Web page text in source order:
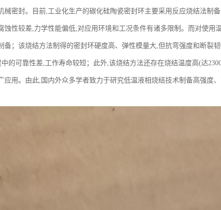
械密封。目前,工业化生产的碳化硅陶瓷密封环主要采用反应烧结法制
蚀性较差,力学性能偏低,对应用环境和工况条件有诸多限制。而对使用
备；该烧结方法制得的密封环硬度高、弹性模量大,但抗弯强度和断裂
的可靠性差,工作寿命较短；此外,该烧结方法还存在烧结温度高(达
应用。由此,国内外众多学者致力于研究低温液相烧结技术制备高强度